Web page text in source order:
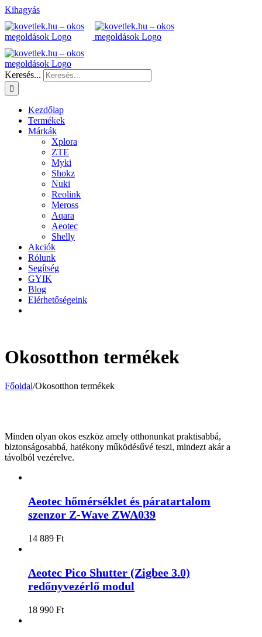
Kihagyás
Keresés...
Kezdőlap
Termékek
Márkák
Xplora
ZTE
Myki
Shokz
Nuki
Reolink
Meross
Aqara
Aeotec
Shelly
Akciók
Rólunk
Segítség
GYIK
Blog
Elérhetőségeink
Okosotthon termékek
Főoldal/Okosotthon termékek
Minden olyan okos eszköz amely otthonunkat praktisabbá,
biztonságosabbá, hatékony működésűvé teszi, mindezt akár a
távolból vezérelve.
Aeotec hőmérséklet és páratartalom
szenzor Z-Wave ZWA039
14 889 Ft
Aeotec Pico Shutter (Zigbee 3.0)
redőnyvezérlő modul
18 990 Ft